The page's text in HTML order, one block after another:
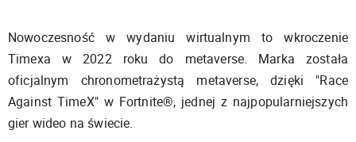
Nowoczesność w wydaniu wirtualnym to wkroczenie
Timexa w 2022 roku do metaverse. Marka została
oficjalnym chronometrażystą metaverse, dzięki "Race
Against TimeX" w Fortnite®, jednej z najpopularniejszych
gier wideo na świecie.